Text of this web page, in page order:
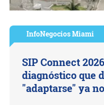
InfoNegocios Miami
SIP Connect
diagnóstico que
"adaptarse" ya